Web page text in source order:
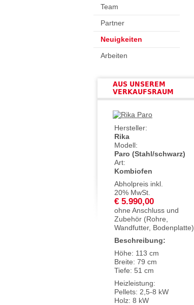
Team
Partner
Neuigkeiten
Arbeiten
AUS UNSEREM
VERKAUFSRAUM
Hersteller:
Rika
Modell:
Paro (Stahl/schwarz)
Art:
Kombiofen
Abholpreis inkl.
20% MwSt.
€ 5.990,00
ohne Anschluss und
Zubehör (Rohre,
Wandfutter, Bodenplatte)
Beschreibung:
Höhe: 113 cm
Breite: 79 cm
Tiefe: 51 cm
Heizleistung:
Pellets: 2,5-8 kW
Holz: 8 kW